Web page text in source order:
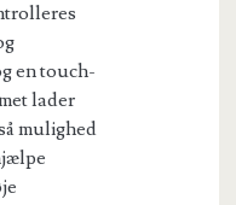
en touch-
lader
mulighed